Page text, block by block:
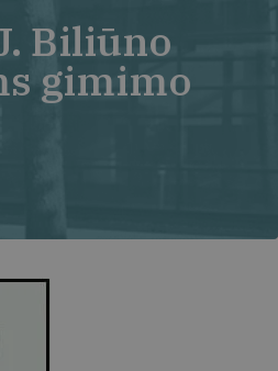
Biliūno
gimimo